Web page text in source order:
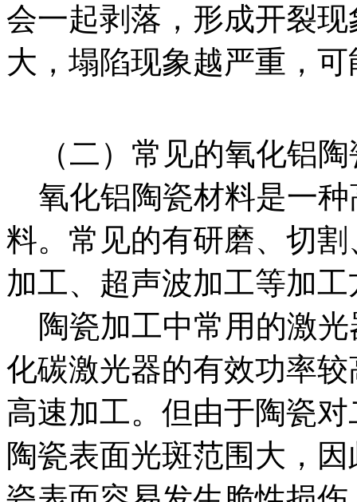
会一起剥落，形成开裂
大，塌陷现象越严重，
（二）常见的氧化铝陶
氧化铝陶瓷材料是一种
料。常见的有研磨、切
加工、超声波加工等加工
陶瓷加工中常用的激光
化碳激光器的有效功率
高速加工。但由于陶瓷
陶瓷表面光斑范围大，